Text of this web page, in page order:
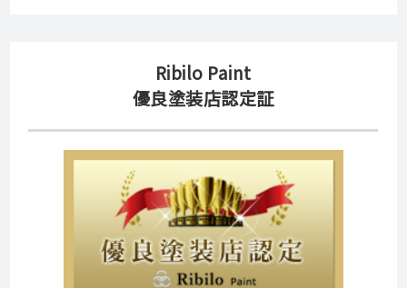
Ribilo Paint
優良塗装店認定証